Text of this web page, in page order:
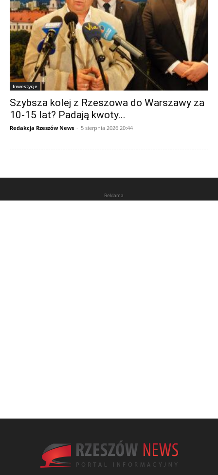
Inwestycje
Szybsza kolej z Rzeszowa do Warszawy za
10-15 lat? Padają kwoty...
Redakcja Rzeszów News - 5 sierpnia 2026 20:44
Reklama